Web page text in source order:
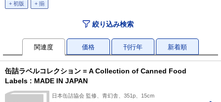
+ 初版 + 揃
絞り込み検索
関連度 価格 刊行年 新着順
缶詰ラベルコレクション = A Collection of Canned Food
Labels : MADE IN JAPAN
日本缶詰協会 監修、青幻舎、351p、15cm